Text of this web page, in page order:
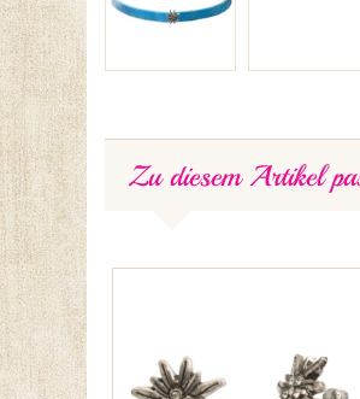
Zu diesem Artikel